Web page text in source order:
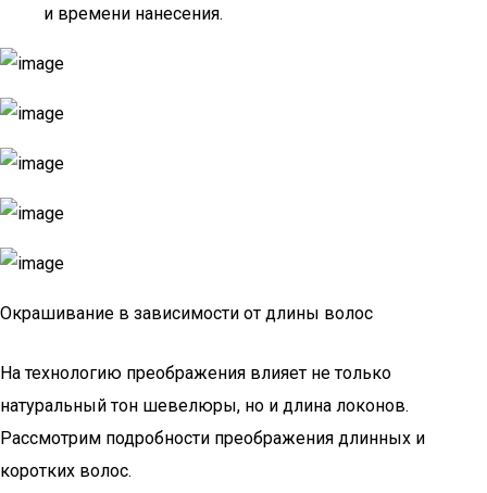
и времени нанесения.
Окрашивание в зависимости от длины волос
На технологию преображения влияет не только
натуральный тон шевелюры, но и длина локонов.
Рассмотрим подробности преображения длинных и
коротких волос.